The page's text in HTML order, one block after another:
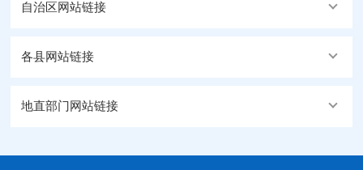
自治区网站链接
各县网站链接
地直部门网站链接